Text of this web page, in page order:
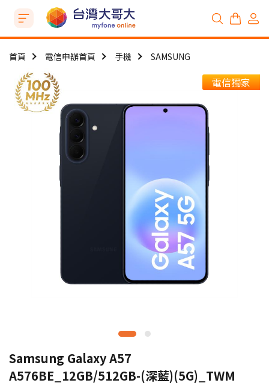
首頁 電信申辦首頁 手機 SAMSUNG
電信獨家
Samsung Galaxy A57
A576BE_12GB/512GB-(深藍)(5G)_TWM